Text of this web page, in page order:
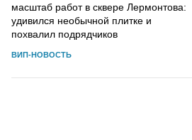
масштаб работ в сквере Лермонтова:
удивился необычной плитке и
похвалил подрядчиков
ВИП-НОВОСТЬ